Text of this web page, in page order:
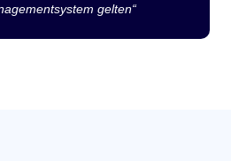
gelten“